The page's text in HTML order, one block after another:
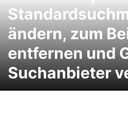
ändern, zum
entfernen und
Suchanbieter